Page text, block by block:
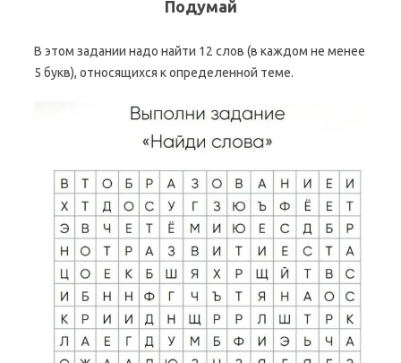
Подумай
В этом задании надо найти 12 слов (в каждом не менее
5 букв), относящихся к определенной теме.